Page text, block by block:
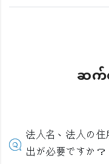
ဆက်စ
法人名、法人の
出が必要ですか？